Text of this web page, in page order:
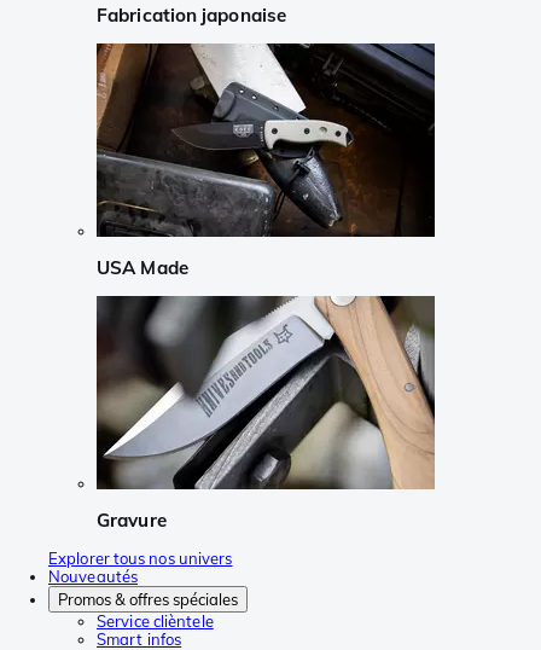
Fabrication japonaise
USA Made
Gravure
Explorer tous nos univers
Nouveautés
Promos & offres spéciales
Service clièntele
Smart infos